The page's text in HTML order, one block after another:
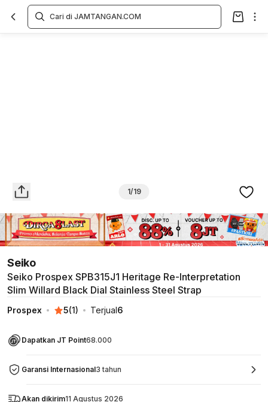
1/19
Seiko
Seiko Prospex SPB315J1 Heritage Re-Interpretation
Slim Willard Black Dial Stainless Steel Strap
Prospex 5(1) Terjual6
Dapatkan JT Point68.000
Garansi Internasional3 tahun
Akan dikirim11 Agustus 2026